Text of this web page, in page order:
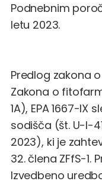
Podnebnim
letu 2023.
Predlog zakona
Zakona o
1A), EPA 1667-IX
sodišča (št. U-I-
2023), ki je
32. člena ZFfS-1.
Izvedbeno